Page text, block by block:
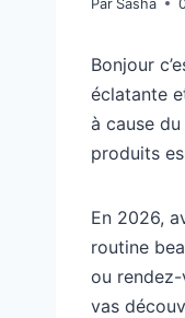
Par Sasha
Bonjour
éclatante
à cause
produits
En 2026,
routine
ou rendez-
vas